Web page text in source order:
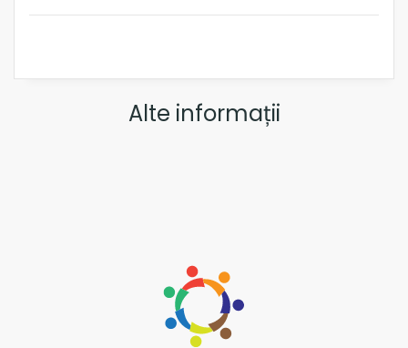
Alte informații